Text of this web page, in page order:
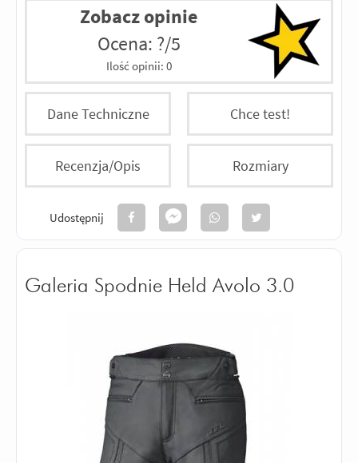
Zobacz opinie
Ocena: ?/5
Ilość opinii: 0
Dane Techniczne Chce test!
Recenzja/Opis Rozmiary
Udostępnij
Galeria Spodnie Held Avolo 3.0